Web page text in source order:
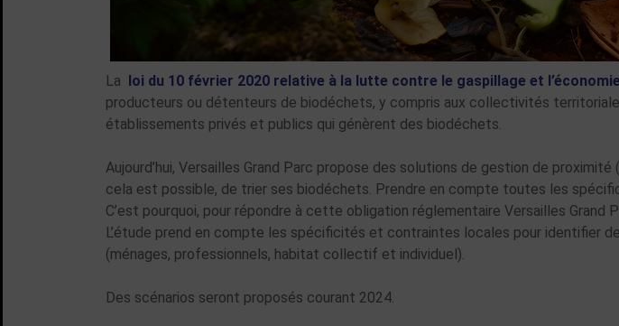
La loi du 10 février 2020 relative à la lutte contre le gaspillage et
producteurs ou détenteurs de biodéchets, y compris aux collectivités
établissements privés et publics qui génèrent des biodéchets.
Aujourd’hui, Versailles Grand Parc propose des solutions de gestion de
cela est possible, de trier ses biodéchets. Prendre en compte toutes les
C’est pourquoi, pour répondre à cette obligation réglementaire Versailles
L’étude prend en compte les spécificités et contraintes locales pour identifier
(ménages, professionnels, habitat collectif et individuel).
Des scénarios seront proposés courant 2024.